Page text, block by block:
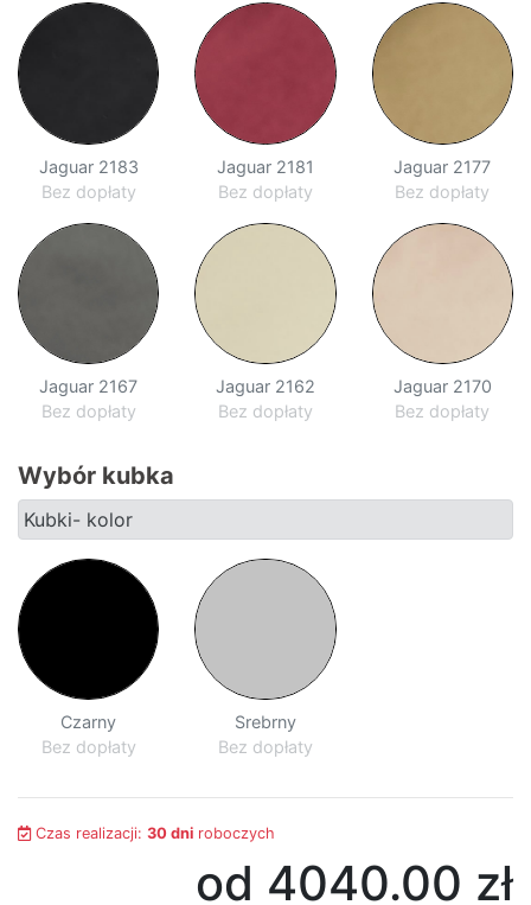
System
Cinque
Narożniki
Narożniki
w
kształcie
U
Narożniki
w
Łóżka
Łóżka
Jaguar 2183
Bez dopłaty
Jaguar 2181
Bez dopłaty
Jaguar 2177
Bez dopłaty
Jaguar 2167
Bez dopłaty
Jaguar 2162
Bez dopłaty
Jaguar 2170
Bez dopłaty
Wybór kubka
Kubki- kolor
Czarny
Bez dopłaty
Srebrny
Bez dopłaty
Czas realizacji: 30 dni roboczych
od 4040.00 zł